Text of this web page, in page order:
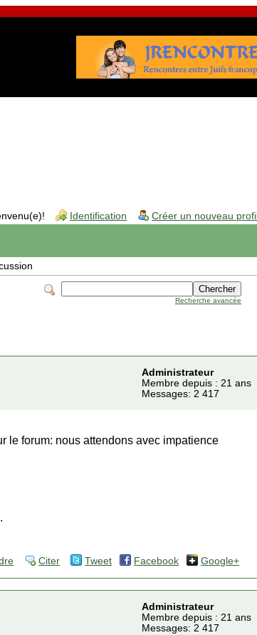
Identification Créer un nouveau profil
Recherche avancée
Administrateur
Membre depuis : 21 ans
Messages: 2 417
le forum: nous attendons avec impatience
Citer Tweet Facebook Google+
Administrateur
Membre depuis : 21 ans
Messages: 2 417